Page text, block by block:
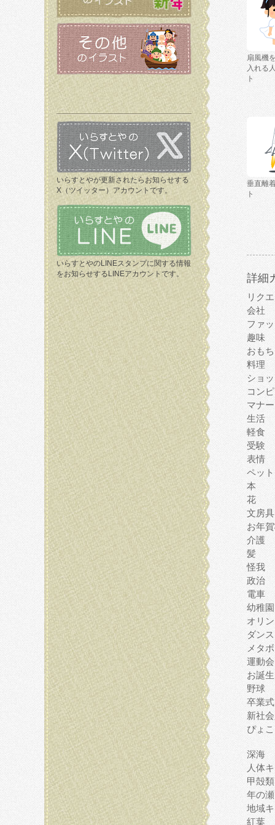
いらすとやが更新されたらお知らせする
X（ツイッター）アカウントです。
いらすとやのLINEスタンプに関する情報
をお知らせするLINEアカウントです。
扇風機
入れる
ト
垂直離
ト
詳細
リク
会社
ファ
趣味
おも
料理
ショ
コン
マナー
生活
軽食
受験
表情
ペット
本
花
文房具
お年
介護
髪
怪我
政治
電車
幼稚園
オリ
ダンス
メタ
運動会
お誕
野球
卒業式
新社
ぴょこ
深海
人体
甲殻類
年の瀬
地域
紅葉